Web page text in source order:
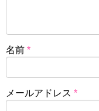
名前 *
メールアドレス *